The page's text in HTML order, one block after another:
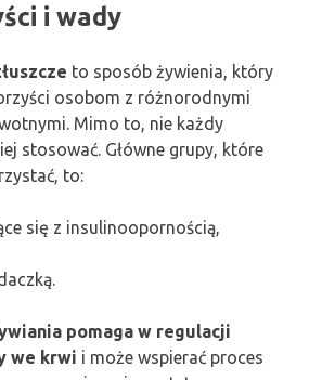
i wady
to sposób żywienia, który
osobom z różnorodnymi
Mimo to, nie każdy
stosować. Główne grupy, które
to:
się z insulinoopornością,
pomaga w regulacji
we krwi i może wspierać proces